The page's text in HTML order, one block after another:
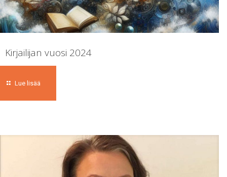
Kirjailijan vuosi 2024
Lue lisää